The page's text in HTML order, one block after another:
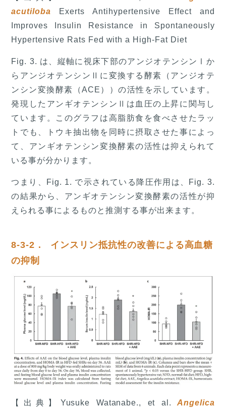
acutiloba Exerts Antihypertensive Effect and
Improves Insulin Resistance in Spontaneously
Hypertensive Rats Fed with a High-Fat Diet
Fig. 3. は、縦軸に視床下部のアンジオテンシンⅠか
らアンジオテンシンⅡに変換する酵素（アンジオテ
ンシン変換酵素（ACE））の活性を示しています。
発現したアンギオテンシンⅡは血圧の上昇に関与し
ています。このグラフは高脂肪食を食べさせたラッ
トでも、トウキ抽出物を同時に摂取させた事によっ
て、アンギオテンシン変換酵素の活性は抑えられて
いる事が分かります。
つまり、Fig. 1. で示されている降圧作用は、Fig. 3.
の結果から、アンギオテンシン変換酵素の活性が抑
えられる事によるものと推測する事が出来ます。
8-3-2． インスリン抵抗性の改善による高血糖
の抑制
【出典】Yusuke Watanabe., et al. Angelica